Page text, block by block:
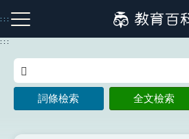
到
主
:::
注音索引圖示 筆畫索引圖示
:::
詞條檢索 全文檢索